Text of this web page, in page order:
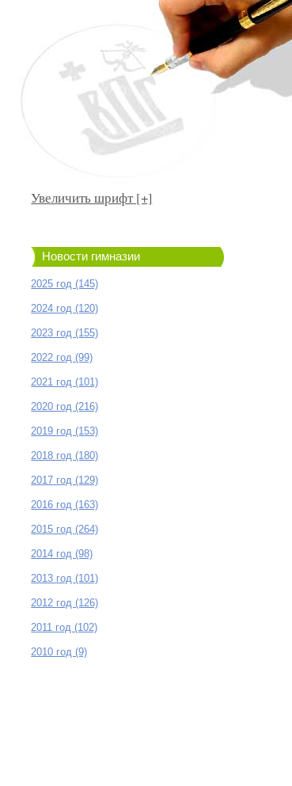
Увеличить шрифт [+]
Новости гимназии
2025 год (145)
2024 год (120)
2023 год (155)
2022 год (99)
2021 год (101)
2020 год (216)
2019 год (153)
2018 год (180)
2017 год (129)
2016 год (163)
2015 год (264)
2014 год (98)
2013 год (101)
2012 год (126)
2011 год (102)
2010 год (9)